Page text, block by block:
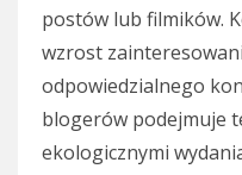
postów lub filmików.
wzrost
odpowiedzialnego
blogerów podejmuje
ekologicznymi